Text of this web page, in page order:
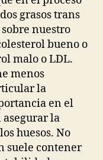
grasos trans
nuestro
bueno o
malo o LDL.
menos
la
en el
la
huesos. No
suele contener